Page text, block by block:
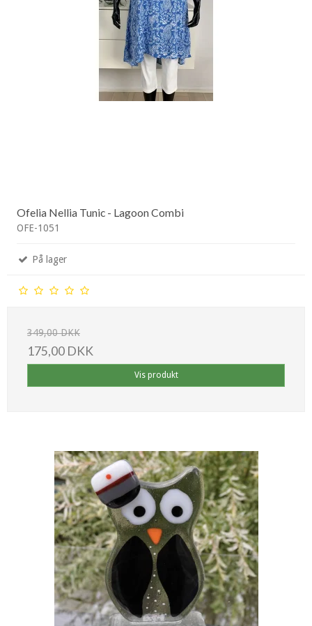
Ofelia Nellia Tunic - Lagoon Combi
OFE-1051
På lager
349,00 DKK
175,00 DKK
Vis produkt